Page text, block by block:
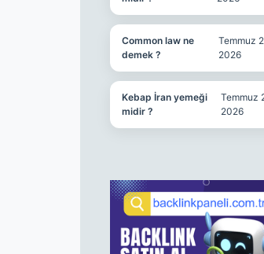
Common law ne
demek ?
Temmuz
2026
Kebap İran yemeği
midir ?
Temmuz
2026